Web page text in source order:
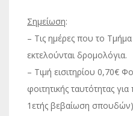
Σημείωση:
– Τις ημέρες που το
εκτελούνται δρομολόγια.
– Τιμή εισιτηρίου 0,70€
φοιτητικής ταυτότητας
1ετής βεβαίωση σπουδών)